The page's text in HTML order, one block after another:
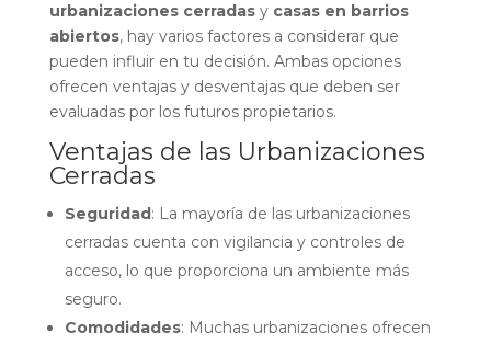
urbanizaciones cerradasy casas en barrios
abiertos, hay varios factores a considerar que
pueden influir en tu decisión. Ambas opciones
ofrecen ventajas y desventajas que deben ser
evaluadas por los futuros propietarios.
Ventajas de las Urbanizaciones
Cerradas
Seguridad : La mayoría de las urbanizaciones
cerradas cuenta con vigilancia y controles de
acceso, lo que proporciona un ambiente más
seguro.
Comodidades: Muchas urbanizaciones ofrecen